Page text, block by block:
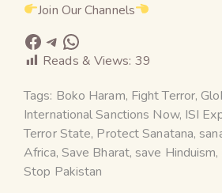
Join Our Channels
Reads & Views: 39
Tags: Boko Haram, Fight Terror,
International Sanctions Now, ISI
Terror State, Protect Sanatana,
Africa, Save Bharat, save Hinduism,
Stop Pakistan